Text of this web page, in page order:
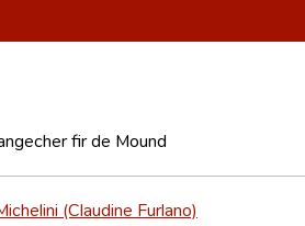
fir de Mound
(Claudine Furlano)